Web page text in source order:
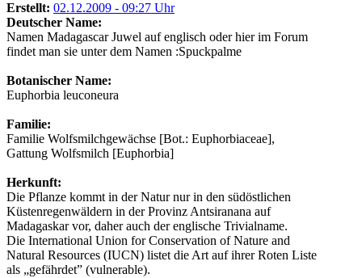
Erstellt: 02.12.2009 - 09:27 Uhr
Deutscher Name:
Namen Madagascar Juwel auf englisch oder hier im Forum
findet man sie unter dem Namen :Spuckpalme
Botanischer Name:
Euphorbia leuconeura
Familie:
Familie Wolfsmilchgewächse [Bot.: Euphorbiaceae],
Gattung Wolfsmilch [Euphorbia]
Herkunft:
Die Pflanze kommt in der Natur nur in den südöstlichen
Küstenregenwäldern in der Provinz Antsiranana auf
Madagaskar vor, daher auch der englische Trivialname.
Die International Union for Conservation of Nature and
Natural Resources (IUCN) listet die Art auf ihrer Roten Liste
als „gefährdet” (vulnerable).